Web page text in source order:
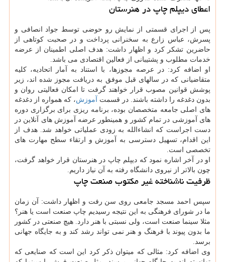
اعطای دیپلم چاپ در هنرستان
پس از اجرای قسمتی از نمایش رو حوضی توسط جواد انصافی و
پسرش، عباس زارع به سخنرانی پرداخت و در صحبت کوتاهی از
حاضرین تشکر کرد و اظهار داشت: هدف اصلی اطمینان از عرضه
خدمات مطلوب و پشتیبانی از فعالین اقتصادی می باشد.
او اضافه کرد: در عرصه مجوزها، با استناد به آمار اتحادیه، کلیه
متقاضیانی که در سالهای قبل موفق به دریافت مجوز شده اند، زیر
پوشش قوانین مصوب قرار خواهند گرفت تا امکان فعالیتی روان و
بدون دغدغه را داشته باشند. در قسمت آموزش، که همواره از دغدغه
های اصلی جامعه متخصصان بوده، برنامه ریزی برای برگزاری دوره
های آموزشی در تمام کشور و همینطور عرضه آموزش های آنلاین در
دست اجراست که انشاءالله به زودی عملیاتی خواهد شد. هدف از
این اقدام، تسهیل دسترسی به آموزش و ارتقاء سطح مهارت های
تخصصی است.
او در آخر اشاره نمود که دیپلم چاپ در هنرستان قرار خواهد گرفت،
چون بالاتر از نیروی دانشگاه رفته به آن نیاز داریم.
ظرفیت ناشناخته غیر مکتوب صنعت چاپ
سپس احمد مسجد جامعی روی سن رفت و اظهار داشت: آن زمان
ما در شورای فرهنگی به این نتیجه رسیدیم چاپ صنعت است یا هنر؟
مثلا سینما صنعت است، ولی نسبتی با هنر دارد. هیچ صنعتی در کشور
ما بدون پیوند با فرهنگ و هنر نمی تواند رشد کند و به جایگاه جهانی
برسد.
وی اضافه کرد: مثالی که میتوان ذکر کرد این است که صنایعی که